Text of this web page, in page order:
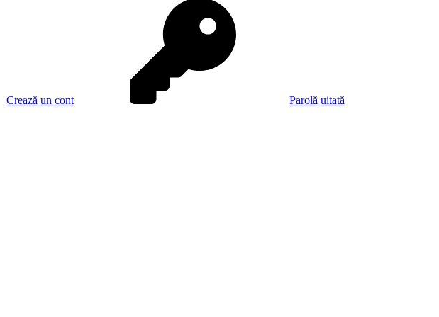
Crează un cont Parolă uitată